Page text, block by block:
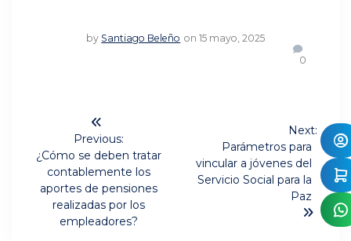
by Santiago Beleño on 15 mayo, 2025
0
Navegación
entradas
Previous:
Previous
post:
¿Cómo se deben tratar
contablemente los
aportes de pensiones
realizadas por los
empleadores?
Next:
post:
Parámetros para
vincular a jóvenes del
Servicio Social para la
Paz